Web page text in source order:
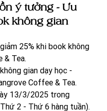
ý tưởng - Ưu
không gian
25% khi book không
& Tea.
gian dạy học -
Coffee & Tea.
13/3/2025 trong
2 - Thứ 6 hàng tuần).